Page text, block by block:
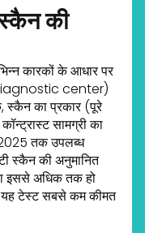
स्कैन की
कारकों के आधार पर
center)
स्कैन का प्रकार (पूरे
सामग्री का
2025 तक उपलब्ध
स्कैन की अनुमानित
इससे अधिक तक हो
यह टेस्ट सबसे कम कीमत